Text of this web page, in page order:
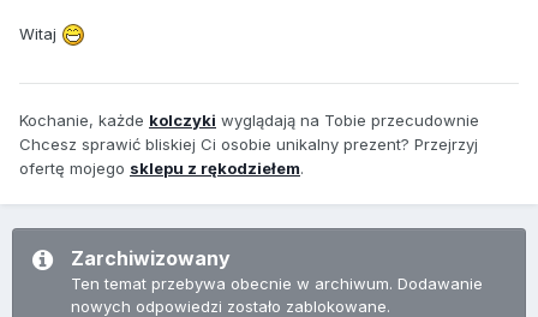
Witaj
Kochanie, każde kolczyki wyglądają na Tobie przecudownie
Chcesz sprawić bliskiej Ci osobie unikalny prezent? Przejrzyj
ofertę mojego sklepu z rękodziełem.
Zarchiwizowany
Ten temat przebywa obecnie w archiwum. Dodawanie
nowych odpowiedzi zostało zablokowane.